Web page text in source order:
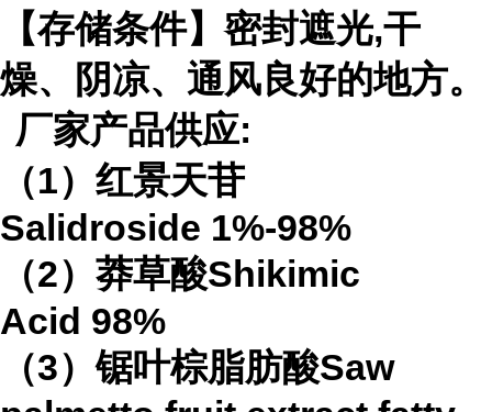
【存储条件】密封遮光,干
燥、阴凉、通风良好的地方。
厂家产品供应:
（1）红景天苷
Salidroside 1%-98%
（2）莽草酸Shikimic
Acid 98%
（3）锯叶棕脂肪酸Saw